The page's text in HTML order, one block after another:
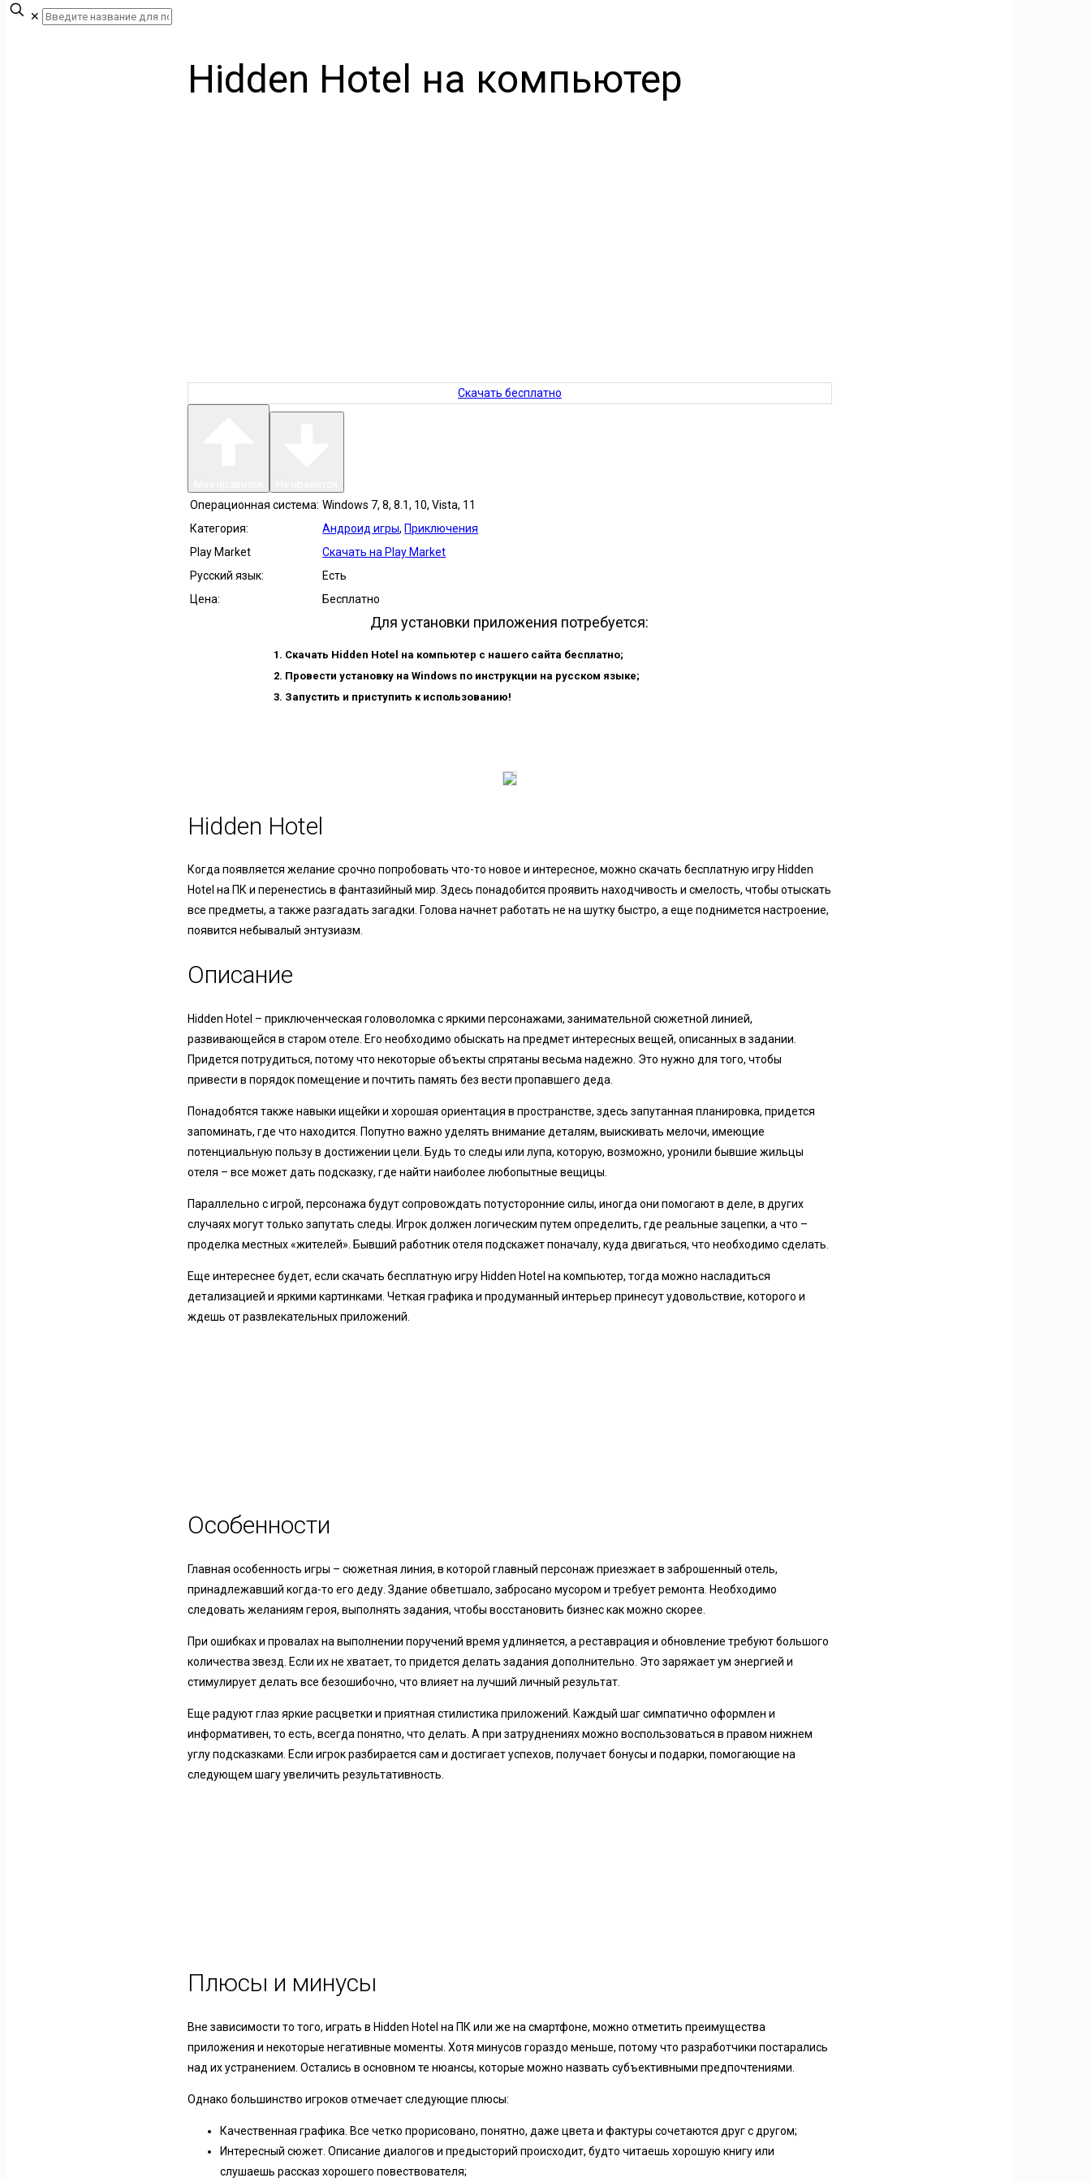
✕
Hidden Hotel на компьютер
Скачать бесплатно
Операционная система: Windows 7, 8, 8.1, 10, Vista, 11
Категория:
Андроид игры, Приключения
Play Market
Скачать на Play Market
Русский язык:
Есть
Цена:
Бесплатно
Для установки приложения потребуется:
Скачать Hidden Hotel на компьютер с нашего сайта бесплатно;
Провести установку на Windows по инструкции на русском языке;
Запустить и приступить к использованию!
Hidden Hotel
Когда появляется желание срочно попробовать что-то новое и интересное, можно скачать бесплатную игру Hidden
Hotel на ПК и перенестись в фантазийный мир. Здесь понадобится проявить находчивость и смелость, чтобы отыскать
все предметы, а также разгадать загадки. Голова начнет работать не на шутку быстро, а еще поднимется настроение,
появится небывалый энтузиазм.
Описание
Hidden Hotel – приключенческая головоломка с яркими персонажами, занимательной сюжетной линией,
развивающейся в старом отеле. Его необходимо обыскать на предмет интересных вещей, описанных в задании.
Придется потрудиться, потому что некоторые объекты спрятаны весьма надежно. Это нужно для того, чтобы
привести в порядок помещение и почтить память без вести пропавшего деда.
Понадобятся также навыки ищейки и хорошая ориентация в пространстве, здесь запутанная планировка, придется
запоминать, где что находится. Попутно важно уделять внимание деталям, выискивать мелочи, имеющие
потенциальную пользу в достижении цели. Будь то следы или лупа, которую, возможно, уронили бывшие жильцы
отеля – все может дать подсказку, где найти наиболее любопытные вещицы.
Параллельно с игрой, персонажа будут сопровождать потусторонние силы, иногда они помогают в деле, в других
случаях могут только запутать следы. Игрок должен логическим путем определить, где реальные зацепки, а что –
проделка местных «жителей». Бывший работник отеля подскажет поначалу, куда двигаться, что необходимо сделать.
Еще интереснее будет, если скачать бесплатную игру Hidden Hotel на компьютер, тогда можно насладиться
детализацией и яркими картинками. Четкая графика и продуманный интерьер принесут удовольствие, которого и
ждешь от развлекательных приложений.
Особенности
Главная особенность игры – сюжетная линия, в которой главный персонаж приезжает в заброшенный отель,
принадлежавший когда-то его деду. Здание обветшало, забросано мусором и требует ремонта. Необходимо
следовать желаниям героя, выполнять задания, чтобы восстановить бизнес как можно скорее.
При ошибках и провалах на выполнении поручений время удлиняется, а реставрация и обновление требуют большого
количества звезд. Если их не хватает, то придется делать задания дополнительно. Это заряжает ум энергией и
стимулирует делать все безошибочно, что влияет на лучший личный результат.
Еще радуют глаз яркие расцветки и приятная стилистика приложений. Каждый шаг симпатично оформлен и
информативен, то есть, всегда понятно, что делать. А при затруднениях можно воспользоваться в правом нижнем
углу подсказками. Если игрок разбирается сам и достигает успехов, получает бонусы и подарки, помогающие на
следующем шагу увеличить результативность.
Плюсы и минусы
Вне зависимости то того, играть в Hidden Hotel на ПК или же на смартфоне, можно отметить преимущества
приложения и некоторые негативные моменты. Хотя минусов гораздо меньше, потому что разработчики постарались
над их устранением. Остались в основном те нюансы, которые можно назвать субъективными предпочтениями.
Однако большинство игроков отмечает следующие плюсы:
Качественная графика. Все четко прорисовано, понятно, даже цвета и фактуры сочетаются друг с другом;
Интересный сюжет. Описание диалогов и предысторий происходит, будто читаешь хорошую книгу или
слушаешь рассказ хорошего повествователя;